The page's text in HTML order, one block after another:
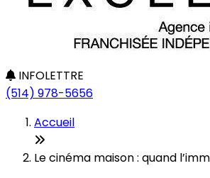
INFOLETTRE
(514) 978-5656
Accueil
Le cinéma maison : quand